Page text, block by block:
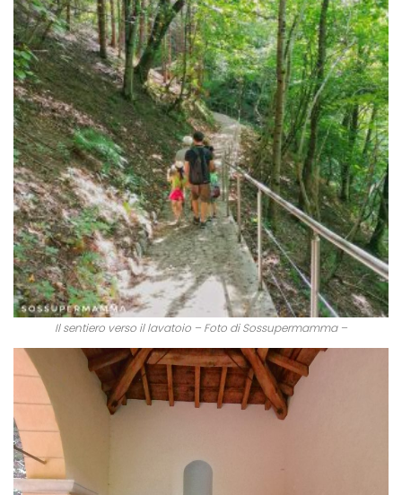
Il sentiero verso il lavatoio – Foto di Sossupermamma –